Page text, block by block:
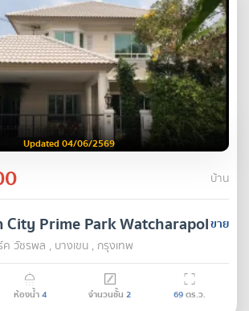
Updated 04/06/2569
บ้าน
ขาย
City Prime Park Watcharapol
วัชรพล , บางเขน , กรุงเทพ
ห้องน้ำ4 จำนวนชั้น 2 69ตร.ว.